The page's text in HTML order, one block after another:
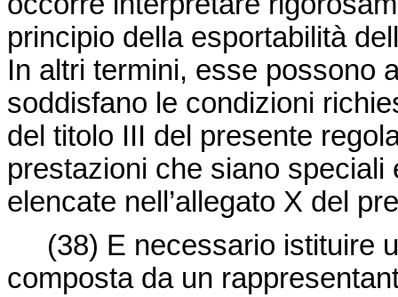
principio della esportabilità
In altri termini, esse possono
soddisfano le condizioni
del titolo III del presente
prestazioni che siano
elencate nell’allegato X del
(38) E necessario istituire
composta da un